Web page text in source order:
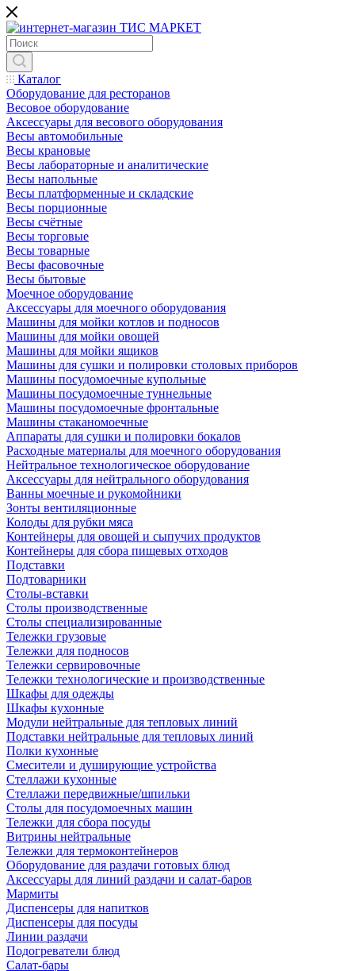
Каталог
Оборудование для ресторанов
Весовое оборудование
Аксессуары для весового оборудования
Весы автомобильные
Весы крановые
Весы лабораторные и аналитические
Весы напольные
Весы платформенные и складские
Весы порционные
Весы счётные
Весы торговые
Весы товарные
Весы фасовочные
Весы бытовые
Моечное оборудование
Аксессуары для моечного оборудования
Машины для мойки котлов и подносов
Машины для мойки овощей
Машины для мойки ящиков
Машины для сушки и полировки столовых приборов
Машины посудомоечные купольные
Машины посудомоечные туннельные
Машины посудомоечные фронтальные
Машины стаканомоечные
Аппараты для сушки и полировки бокалов
Расходные материалы для моечного оборудования
Нейтральное технологическое оборудование
Аксессуары для нейтрального оборудования
Ванны моечные и рукомойники
Зонты вентиляционные
Колоды для рубки мяса
Контейнеры для овощей и сыпучих продуктов
Контейнеры для сбора пищевых отходов
Подставки
Подтоварники
Столы-вставки
Столы производственные
Столы специализированные
Тележки грузовые
Тележки для подносов
Тележки сервировочные
Тележки технологические и производственные
Шкафы для одежды
Шкафы кухонные
Модули нейтральные для тепловых линий
Подставки нейтральные для тепловых линий
Полки кухонные
Смесители и душирующие устройства
Стеллажи кухонные
Стеллажи передвижные/шпильки
Столы для посудомоечных машин
Тележки для сбора посуды
Витрины нейтральные
Тележки для термоконтейнеров
Оборудование для раздачи готовых блюд
Аксессуары для линий раздачи и салат-баров
Мармиты
Диспенсеры для напитков
Диспенсеры для посуды
Линии раздачи
Подогреватели блюд
Салат-бары